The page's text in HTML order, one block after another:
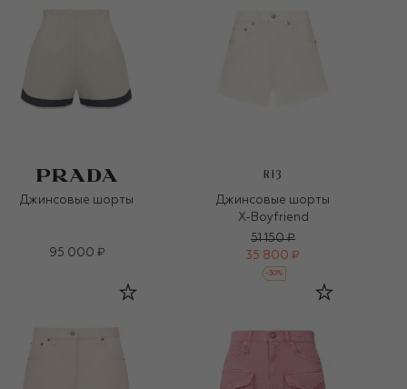
Джинсовые шорты
95 000 ₽
R13
Джинсовые шорты
X-Boyfriend
51 150 ₽
35 800 ₽
-30%